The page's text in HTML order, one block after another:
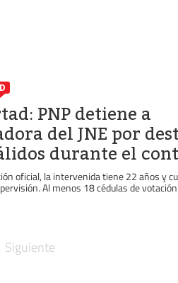
PNP detiene a
del JNE por
durante el
oficial, la intervenida tiene 22 años y
Al menos 18 cédulas de
Siguiente